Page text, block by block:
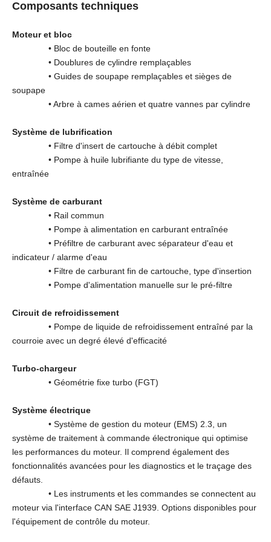
Composants techniques
Moteur et bloc
• Bloc de bouteille en fonte
• Doublures de cylindre remplaçables
• Guides de soupape remplaçables et sièges de
soupape
• Arbre à cames aérien et quatre vannes par cylindre
Système de lubrification
• Filtre d'insert de cartouche à débit complet
• Pompe à huile lubrifiante du type de vitesse,
entraînée
Système de carburant
• Rail commun
• Pompe à alimentation en carburant entraînée
• Préfiltre de carburant avec séparateur d'eau et
indicateur / alarme d'eau
• Filtre de carburant fin de cartouche, type d'insertion
• Pompe d'alimentation manuelle sur le pré-filtre
Circuit de refroidissement
• Pompe de liquide de refroidissement entraîné par la
courroie avec un degré élevé d'efficacité
Turbo-chargeur
• Géométrie fixe turbo (FGT)
Système électrique
• Système de gestion du moteur (EMS) 2.3, un
système de traitement à commande électronique qui optimise
les performances du moteur. Il comprend également des
fonctionnalités avancées pour les diagnostics et le traçage des
défauts.
• Les instruments et les commandes se connectent au
moteur via l'interface CAN SAE J1939. Options disponibles pour
l'équipement de contrôle du moteur.